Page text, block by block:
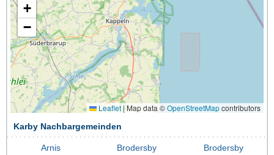
+
−
Leaflet | Map data ©OpenStreetMapcontributors
Karby Nachbargemeinden
Arnis Brodersby Brodersby